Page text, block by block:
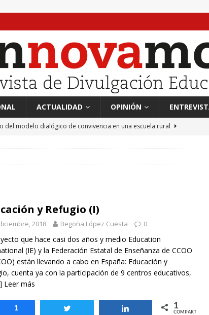
ACTUALIDAD OPINIÓN
del modelo dialógico de convivencia en una escuela rural
Llanos
MIL PALABRAS
otros mundos es posible: Tertulias entre familiares en la Escuela
Castillo
EVIDENCIAS
y Refugio (I)
2018 Begoña López Cuesta 0
que hace casi dos años y medio Education
(IE) y la Federación Estatal de Enseñanza de CCOO
están llevando a cabo en España: Educación y
cuenta ya con la participación de 9 centros educativos,
Leer más
Compartir
1 Compartir 1
COMPARTIR